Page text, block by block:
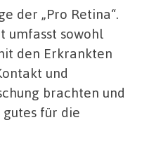
der „Pro Retina“.
umfasst sowohl
den Erkrankten
und
brachten und
für die